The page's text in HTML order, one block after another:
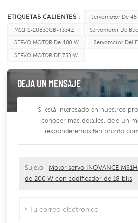
ETIQUETAS CALIENTES : Servomotor De 45
MS1H1-20B30CB-T334Z Servomotor De
SERVO MOTOR De 400 W Servomotor Del
SERVO MOTOR DE 750 W
DEJA UN MENSAJE
Si está interesado en nuestros
conocer más detalles, deje un
responderemos tan pronto
Sujeto : Motor servo INOVANCE
de 200 W con codificador de 18 bits